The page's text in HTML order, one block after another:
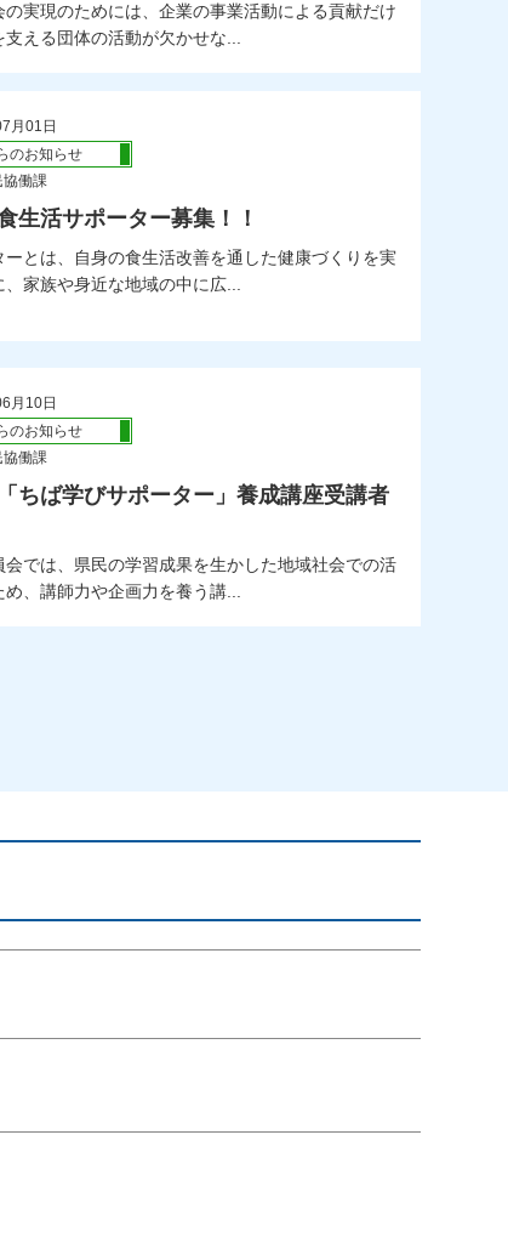
の実現のためには、企業の事業活動による貢献だけ
える団体の活動が欠かせな...
月01日
のお知らせ
働課
生活サポーター募集！！
ーとは、自身の食生活改善を通した健康づくりを実
家族や身近な地域の中に広...
月10日
のお知らせ
働課
ちば学びサポーター」養成講座受講者
会では、県民の学習成果を生かした地域社会での活
、講師力や企画力を養う講...